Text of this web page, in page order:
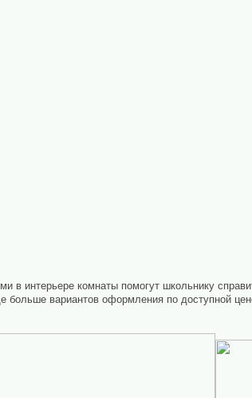
в интерьере комнаты помогут школьнику
вариантов оформления по доступной